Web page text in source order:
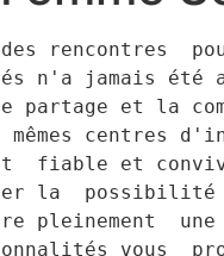
n'a jamais été
et la
centres
fiable et
la  possibilité
pleinement
vous